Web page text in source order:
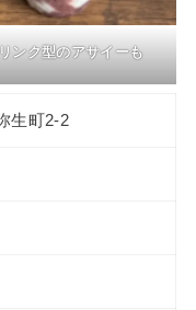
ンク型のアサイーも
生町2-2